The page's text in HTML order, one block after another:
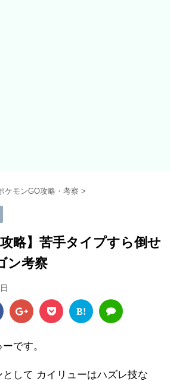
ケモンGO攻略・考察 >
略】苦手タイプすら倒せ
ン考察
B!
です。
して カイリューはハズレ技な